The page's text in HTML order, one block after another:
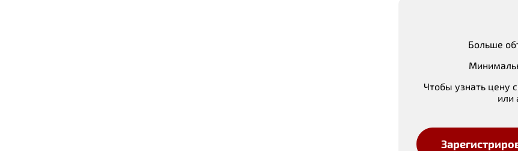
Больше
Чтобы узнать цену
или